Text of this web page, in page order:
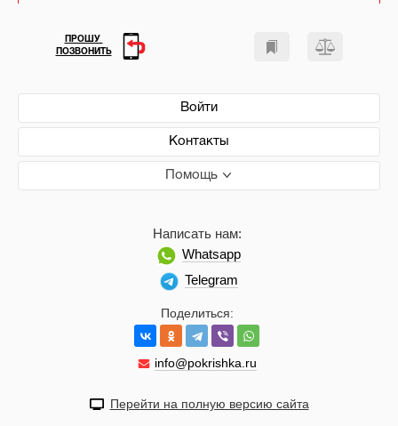
Войти
Контакты
Помощь
Поделиться:
info@pokrishka.ru
Написать нам:
Whatsapp
Telegram
ПРОШУ
ПОЗВОНИТЬ
Перейти на полную версию сайта